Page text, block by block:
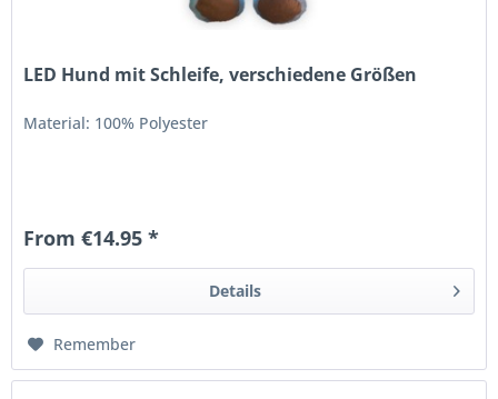
LED Hund mit Schleife, verschiedene Größen
Material: 100% Polyester
From €14.95 *
Details
Remember